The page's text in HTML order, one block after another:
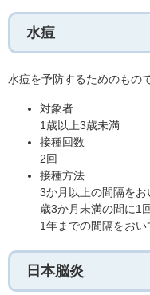
水痘
水痘を予防するためのもので
対象者
1歳以上3歳未満
接種回数
2回
接種方法
3か月以上の間隔を
歳3か月未満の間に1
1年までの間隔をお
日本脳炎